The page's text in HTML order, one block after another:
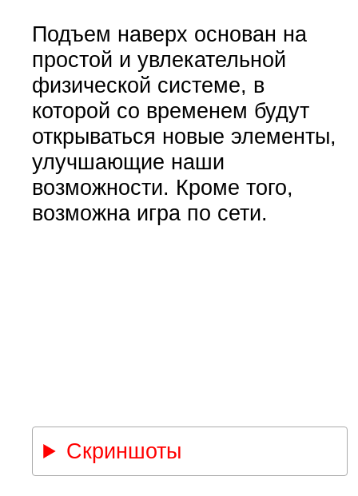
Подъем наверх основан на
простой и увлекательной
физической системе, в
которой со временем будут
открываться новые элементы,
улучшающие наши
возможности. Кроме того,
возможна игра по сети.
Скриншоты